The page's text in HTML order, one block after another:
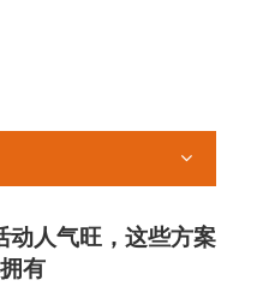
动人气旺，这些方案
有